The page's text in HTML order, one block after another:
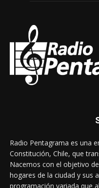
Radio Pentagrama es una
Constitución, Chile, que
Nacemos con el objetivo
hogares de la ciudad y sus
programación variada que